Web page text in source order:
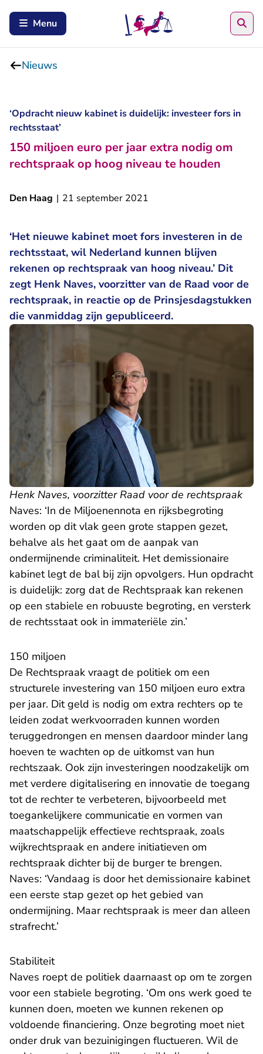
Menu
Nieuws
‘Opdracht nieuw kabinet is duidelijk: investeer fors in
rechtsstaat’
150 miljoen euro per jaar extra nodig om
rechtspraak op hoog niveau te houden
Den Haag | 21 september 2021
‘Het nieuwe kabinet moet fors investeren in de
rechtsstaat, wil Nederland kunnen blijven
rekenen op rechtspraak van hoog niveau.’ Dit
zegt Henk Naves, voorzitter van de Raad voor de
rechtspraak, in reactie op de Prinsjesdagstukken
die vanmiddag zijn gepubliceerd.
Henk Naves, voorzitter Raad voor de rechtspraak
Naves: ‘In de Miljoenennota en rijksbegroting
worden op dit vlak geen grote stappen gezet,
behalve als het gaat om de aanpak van
ondermijnende criminaliteit. Het demissionaire
kabinet legt de bal bij zijn opvolgers. Hun opdracht
is duidelijk: zorg dat de Rechtspraak kan rekenen
op een stabiele en robuuste begroting, en versterk
de rechtsstaat ook in immateriële zin.’
150 miljoen
De Rechtspraak vraagt de politiek om een
structurele investering van 150 miljoen euro extra
per jaar. Dit geld is nodig om extra rechters op te
leiden zodat werkvoorraden kunnen worden
teruggedrongen en mensen daardoor minder lang
hoeven te wachten op de uitkomst van hun
rechtszaak. Ook zijn investeringen noodzakelijk om
met verdere digitalisering en innovatie de toegang
tot de rechter te verbeteren, bijvoorbeeld met
toegankelijkere communicatie en vormen van
maatschappelijk effectieve rechtspraak, zoals
wijkrechtspraak en andere initiatieven om
rechtspraak dichter bij de burger te brengen.
Naves: ‘Vandaag is door het demissionaire kabinet
een eerste stap gezet op het gebied van
ondermijning. Maar rechtspraak is meer dan alleen
strafrecht.’
Stabiliteit
Naves roept de politiek daarnaast op om te zorgen
voor een stabiele begroting. ‘Om ons werk goed te
kunnen doen, moeten we kunnen rekenen op
voldoende financiering. Onze begroting moet niet
onder druk van bezuinigingen fluctueren. Wil de